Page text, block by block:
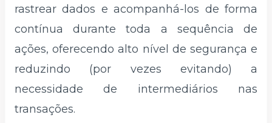
rastrear dados e acompanhá-los de forma
contínua durante toda a sequência de
ações, oferecendo alto nível de segurança e
reduzindo (por vezes evitando) a
necessidade de intermediários nas
transações.